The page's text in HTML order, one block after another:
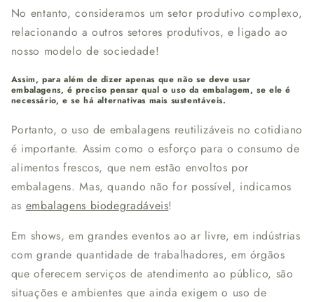
No entanto, consideramos um setor produtivo complexo,
relacionando a outros setores produtivos, e ligado ao
nosso modelo de sociedade!
Assim, para além de dizer apenas que não se deve usar
embalagens, é preciso pensar qual o uso da embalagem, se ele é
necessário, e se há alternativas mais sustentáveis.
Portanto, o uso de embalagens reutilizáveis no cotidiano
é importante. Assim como o esforço para o consumo de
alimentos frescos, que nem estão envoltos por
embalagens. Mas, quando não for possível, indicamos
as embalagens biodegradáveis!
Em shows, em grandes eventos ao ar livre, em indústrias
com grande quantidade de trabalhadores, em órgãos
que oferecem serviços de atendimento ao público, são
situações e ambientes que ainda exigem o uso de